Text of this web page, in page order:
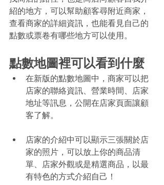
紹的地方，可以幫助顧客尋附近商家，
查看商家的詳細資訊，也能看見自己的
點數或票卷有哪些地方可以使用。
點數地圖裡可以看到什麼
在新版的點數地圖中，商家可以把
店家的聯絡資訊、營業時間、店家
地址等訊息，公開在店家頁面讓顧
客了解。
店家的介紹中可以顯示三張關於店
家的照片，可以放上你的商品清
單、店家外觀或是精選商品，以最
有特色的方式介紹自己！